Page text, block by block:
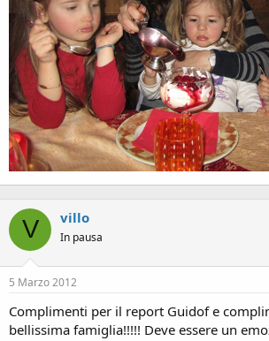
V villo
In pausa
5 Marzo 2012
Complimenti per il report Guidof e
bellissima famiglia!!!!! Deve essere un